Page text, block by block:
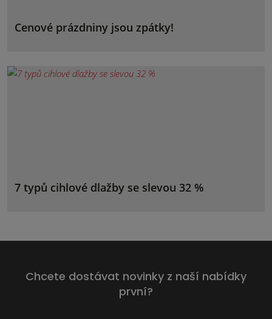
Cenové prázdniny jsou zpátky!
7 typů cihlové dlažby se slevou 32 %
Chcete dostávat novinky z naší nabídky
první?